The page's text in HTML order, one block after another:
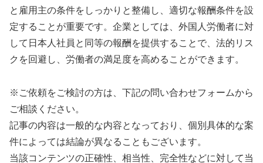
と雇用主の条件をしっかりと整備し、適切な報酬条件を設
定することが重要です。企業としては、外国人労働者に対
して日本人社員と同等の報酬を提供することで、法的リス
クを回避し、労働者の満足度を高めることができます。
※ご依頼をご検討の方は、下記の問い合わせフォームから
ご相談ください。
記事の内容は一般的な内容となっており、個別具体的な案
件によっては結論が異なることもございます。
当該コンテンツの正確性、相当性、完全性などに対して当